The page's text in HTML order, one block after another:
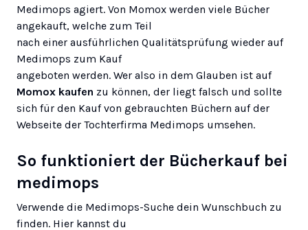
Medimops agiert. Von Momox werden viele Bücher
angekauft, welche zum Teil
nach einer ausführlichen Qualitätsprüfung wieder auf
Medimops zum Kauf
angeboten werden. Wer also in dem Glauben ist auf
Momox kaufen zu können, der liegt falsch und sollte
sich für den Kauf von gebrauchten Büchern auf der
Webseite der Tochterfirma Medimops umsehen.
So funktioniert der Bücherkauf bei
medimops
Verwende die Medimops-Suche dein Wunschbuch zu
finden. Hier kannst du